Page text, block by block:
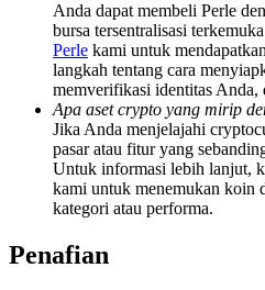
BTC Welcome Rewards
Deposit & Trade BTC to
Anda dapat membeli Perle
bursa tersentralisasi
Perle kami untuk
langkah tentang cara
memverifikasi identitas Anda,
Apa aset crypto yang mirip
Jika Anda menjelajahi
pasar atau fitur yang
Untuk informasi lebih lanjut,
kami untuk menemukan koin
kategori atau performa.
Penafian